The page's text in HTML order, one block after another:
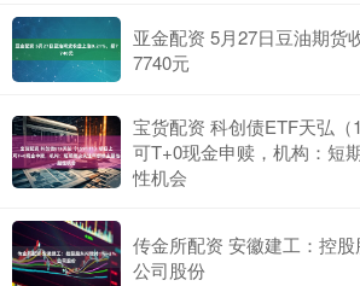
亚金配资 5月27日豆油期货
7740元
宝货配资 科创债ETF天弘（
可T+0现金申赎，机构：短
性机会
传金所配资 安徽建工：控
公司股份